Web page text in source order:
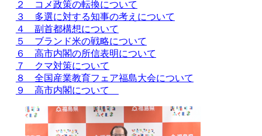
２ コメ政策の転換について
３ 多選に対する知事の考えについて
４ 副首都構想について
５ ブランド米の戦略について
６ 高市内閣の所信表明について
７ クマ対策について
８ 全国産業教育フェア福島大会について
９ 高市内閣について